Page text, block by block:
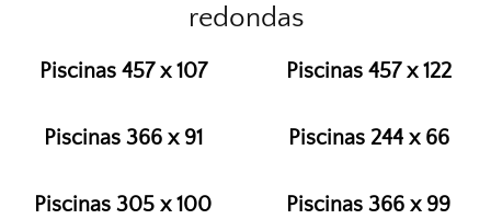
redondas
Piscinas 457 x 107 Piscinas 457 x 122
Piscinas 366 x 91 Piscinas 244 x 66
Piscinas 305 x 100 Piscinas 366 x 99